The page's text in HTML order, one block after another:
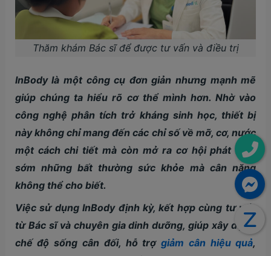
Thăm khám Bác sĩ để được tư vấn và điều trị
InBody là một công cụ đơn giản nhưng mạnh mẽ
giúp chúng ta hiểu rõ cơ thể mình hơn. Nhờ vào
công nghệ phân tích trở kháng sinh học, thiết bị
này không chỉ mang đến các chỉ số về mỡ, cơ, nước
một cách chi tiết mà còn mở ra cơ hội phát hiện
sớm những bất thường sức khỏe mà cân nặng
không thể cho biết.
Việc sử dụng InBody định kỳ, kết hợp cùng tư vấn
từ Bác sĩ và chuyên gia dinh dưỡng, giúp xây dựng
chế độ sống cân đối, hỗ trợgiảm cân hiệu quả,